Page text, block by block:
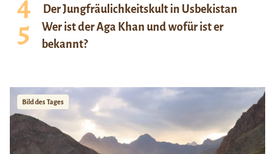
Der Jungfräulichkeitskult in Usbekistan
Wer ist der Aga Khan und wofür ist er
bekannt?
Bild des Tages